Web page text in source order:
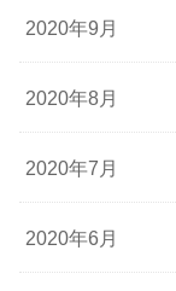
2020年9月
2020年8月
2020年7月
2020年6月